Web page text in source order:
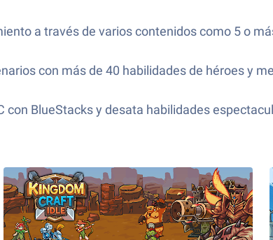
a través de varios contenidos como 5 o
con más de 40 habilidades de héroes y
con BlueStacks y desata habilidades